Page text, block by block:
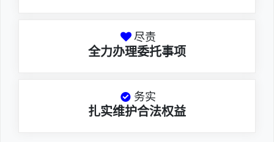
尽责
全力办理委托事项
务实
扎实维护合法权益